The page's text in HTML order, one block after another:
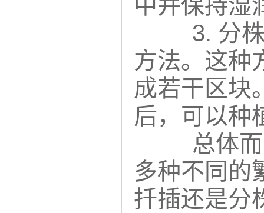
中并保持湿
3. 分
方法。这种
成若干区块
后，可以种
总体
多种不同的
扦插还是分